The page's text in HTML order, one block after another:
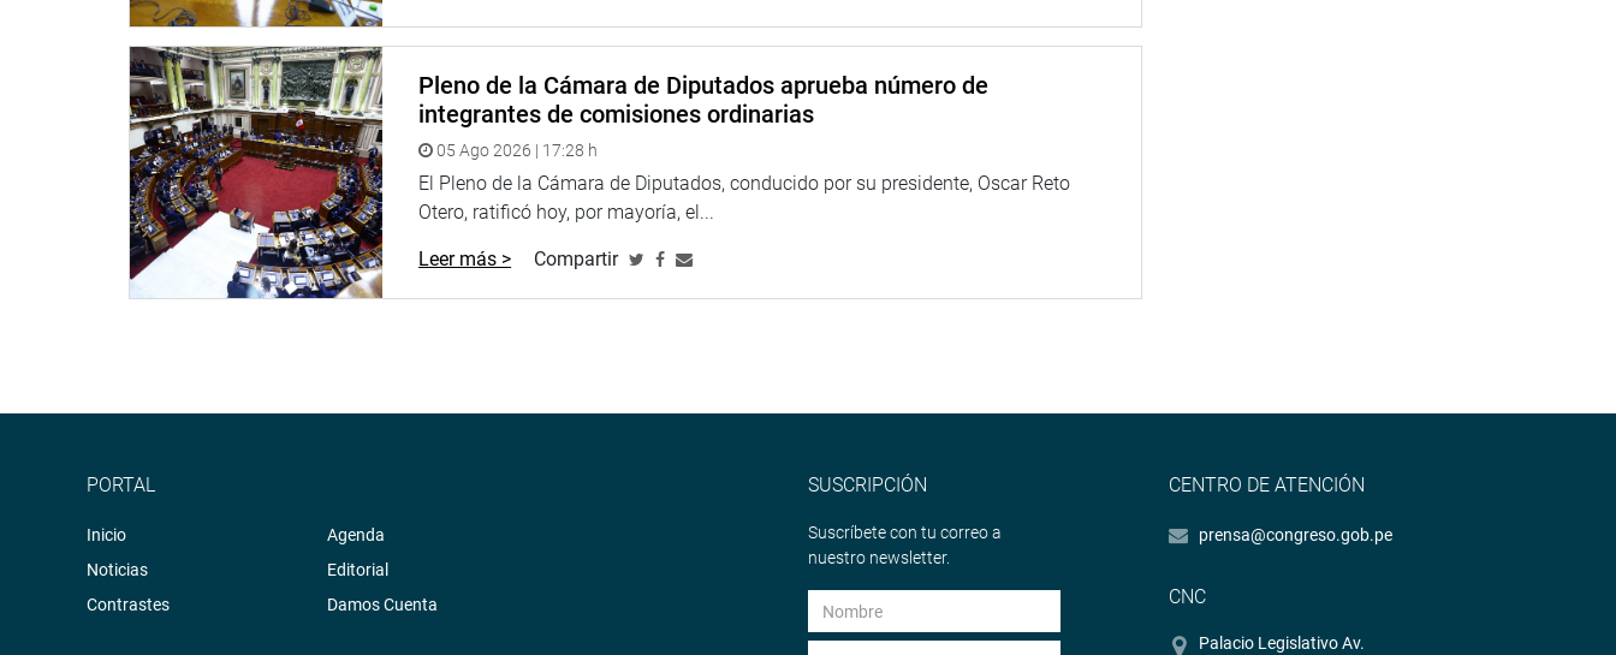
Pleno de la Cámara de Diputados aprueba número de
integrantes de comisiones ordinarias
05 Ago 2026 | 17:28 h
El Pleno de la Cámara de Diputados, conducido por su presidente, Oscar Reto
Otero, ratificó hoy, por mayoría, el...
Leer más > Compartir
PORTAL
Inicio
Noticias
Contrastes
Agenda
Editorial
Damos Cuenta
SUSCRIPCIÓN
Suscríbete con tu correo a
nuestro newsletter.
CENTRO DE ATENCIÓN
prensa@congreso.gob.pe
CNC
Palacio Legislativo Av.